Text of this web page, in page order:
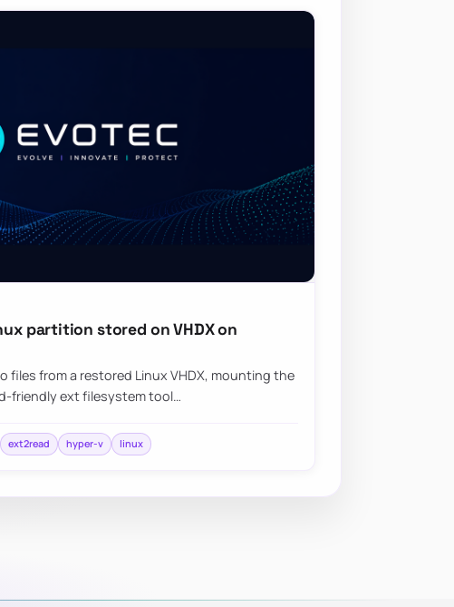
partition stored on VHDX on
files from a restored Linux VHDX, mounting the
friendly ext filesystem tool…
ext2read hyper-v linux